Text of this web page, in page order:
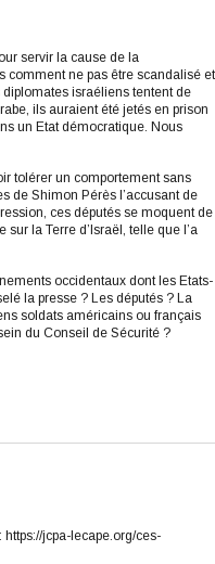
servir la cause de la
comment ne pas être scandalisé et
israéliens tentent de
ils auraient été jetés en prison
un Etat démocratique. Nous
tolérer un comportement sans
de Shimon Pérès l’accusant de
ces députés se moquent de
la Terre d’Israël, telle que l’a
occidentaux dont les Etats-
la presse ? Les députés ? La
soldats américains ou français
du Conseil de Sécurité ?
: https://jcpa-lecape.org/ces-